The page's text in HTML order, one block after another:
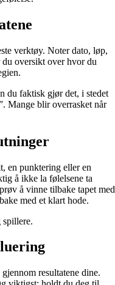
verktøy. Noter dato, løp,
oversikt over hvor du
du faktisk gjør det, i stedet
Mange blir overrasket når
en punktering eller en
å ikke la følelsene ta
å vinne tilbake tapet med
med et klart hode.
resultatene dine.